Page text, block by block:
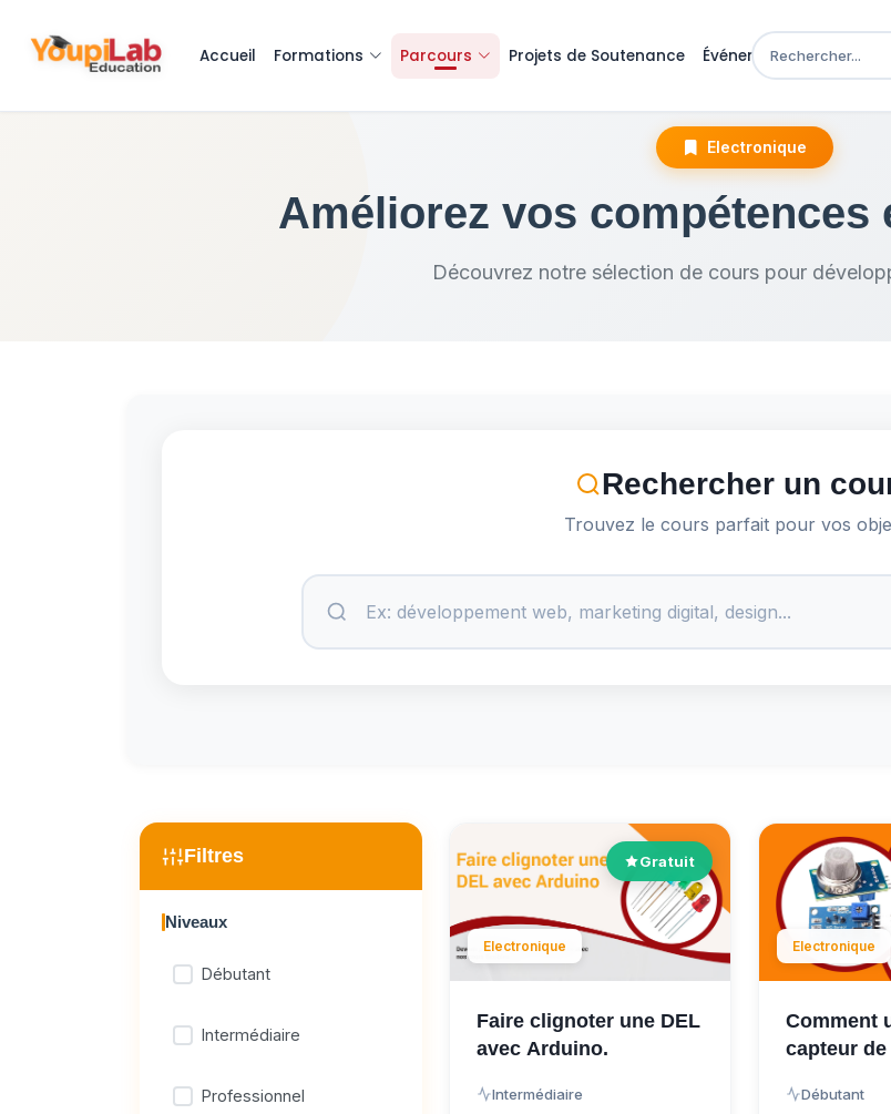
Accueil Formations Parcours Projets de Soutenance Événements
Electronique
Améliorez vos compétences
Découvrez notre sélection de cours pour
Rechercher un
Trouvez le cours parfait pour vos
Filtres
Niveaux
Débutant
Intermédiaire
Professionnel
Gratuit
Electronique
Faire clignoter une DEL
avec Arduino.
Intermédiaire
Electronique
Comment
capteur de
Débutant